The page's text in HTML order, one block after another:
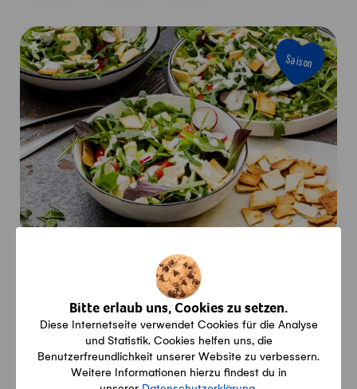
Bitte erlaub uns, Cookies zu setzen.
Diese Internetseite verwendet Cookies für die Analyse
und Statistik. Cookies helfen uns, die
Benutzerfreundlichkeit unserer Website zu verbessern.
Weitere Informationen hierzu findest du in
Saison
Vegi
Vegetarisch
Saison